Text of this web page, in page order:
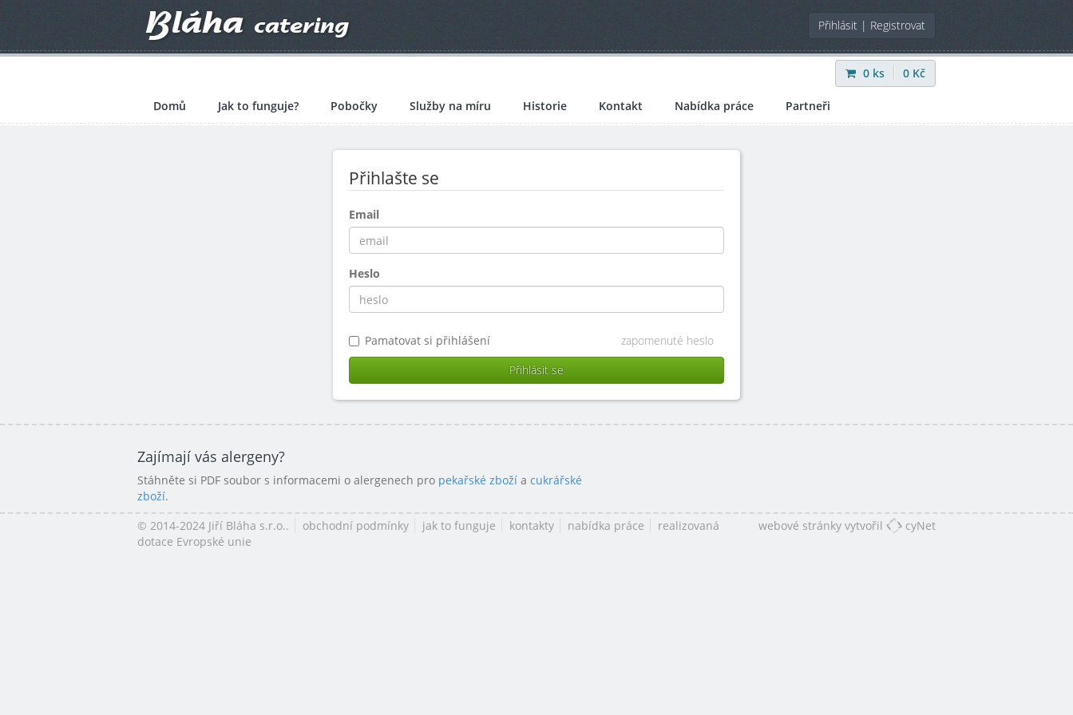
Přihlásit | Registrovat
0 ks 0 Kč
Domů Jak to funguje? Pobočky Služby na míru Historie Kontakt Nabídka práce Partneři
Přihlašte se
Email
Heslo
Pamatovat si přihlášení zapomenuté heslo
Zajímají vás alergeny?
Stáhněte si PDF soubor s informacemi o alergenech pro pekařské zboží a cukrářské
zboží.
© 2014-2024 Jiří Bláha s.r.o..
obchodní podmínky jak to funguje kontakty nabídka práce
realizovaná
dotace Evropské unie
webové stránky vytvořil cyNet